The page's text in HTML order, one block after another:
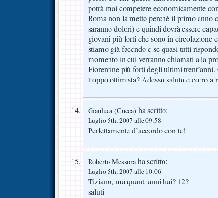
potrà mai competere economicamente
Roma non la metto perchè il primo anno
saranno dolori) e quindi dovrà essere
giovani più forti che sono in circolazione
stiamo già facendo e se quasi tutti
momento in cui verranno chiamati alla
Fiorentine più forti degli ultimi trent’anni.
troppo ottimista? Adesso saluto e corro a
Gianluca (Cucca) ha scritto:
Luglio 5th, 2007 alle 09:58
Perfettamente d’accordo con te!
Roberto Messoraha scritto:
Luglio 5th, 2007 alle 10:06
Tiziano, ma quanti anni hai? 12?
saluti